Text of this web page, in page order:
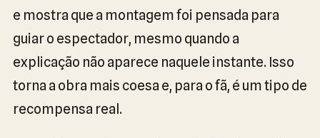
e mostra que a montagem foi pensada para
guiar o espectador, mesmo quando a
explicação não aparece naquele instante. Isso
torna a obra mais coesa e, para o fã, é um tipo de
recompensa real.